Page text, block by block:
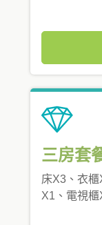
三房套
床X3、衣
X1、電視